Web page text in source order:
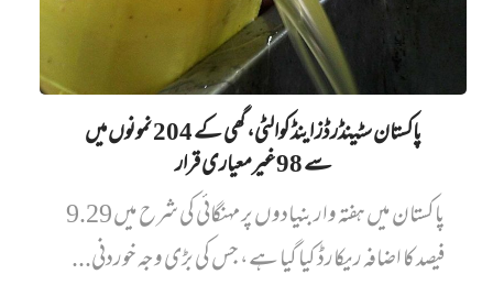
پاکستان سٹینڈرڈز اینڈ کوالٹی، گھی کے 204 نمونوں میں‌
سے 98 غیرمعیاری قرار
پاکستان میں ہفتہ وار بنیادوں پر مہنگائی کی شرح میں 9.29
فیصد کا اضافہ ریکارڈ کیا گیا ہے، جس کی بڑی وجہ خوردنی...